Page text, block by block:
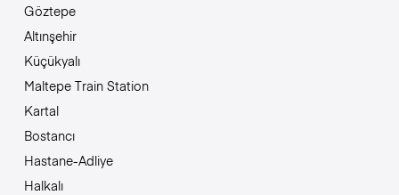
Göztepe
Altınşehir
Küçükyalı
Maltepe Train Station
Kartal
Bostancı
Hastane-Adliye
Halkalı